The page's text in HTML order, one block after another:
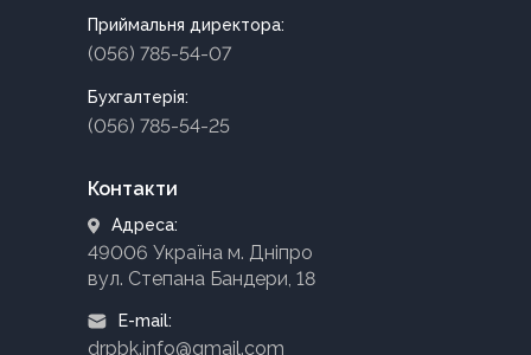
Приймальня директора:
(056) 785-54-07
Бухгалтерія:
(056) 785-54-25
Контакти
Адреса:
49006 Україна м. Дніпро
вул. Степана Бандери, 18
E-mail:
drpbk.info@gmail.com